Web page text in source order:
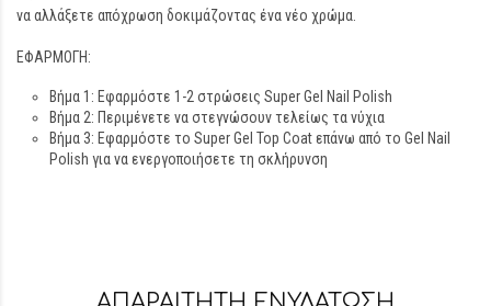
να αλλάξετε απόχρωση δοκιμάζοντας ένα νέο χρώμα.
ΕΦΑΡΜΟΓΗ:
Βήμα 1: Εφαρμόστε 1-2 στρώσεις Super Gel Nail Polish
Βήμα 2: Περιμένετε να στεγνώσουν τελείως τα νύχια
Βήμα 3: Εφαρμόστε το Super Gel Top Coat επάνω από το Gel Nail
Polish για να ενεργοποιήσετε τη σκλήρυνση